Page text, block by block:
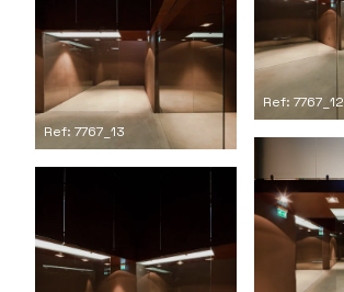
Ref: 7767_12
Ref: 7767_13